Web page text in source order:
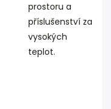
prostoru a
příslušenství za
vysokých
teplot.